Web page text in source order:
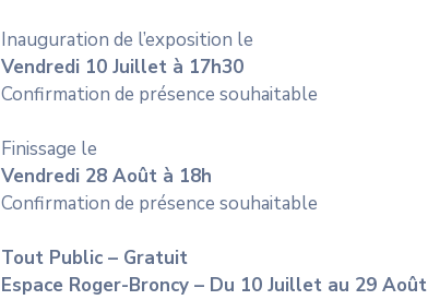
Inauguration de l’exposition le
Vendredi 10 Juillet à 17h30
Confirmation de présence souhaitable
Finissage le
Vendredi 28 Août à 18h
Confirmation de présence souhaitable
Tout Public – Gratuit
Espace Roger-Broncy – Du 10 Juillet au 29 Août